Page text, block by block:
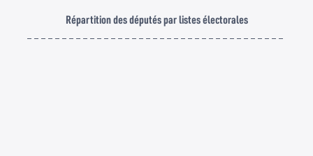
Répartition des députés par listes électorales